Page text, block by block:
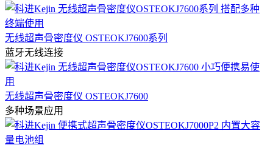
无线超声骨密度仪 OSTEOKJ7600系列
蓝牙无线连接
无线超声骨密度仪 OSTEOKJ7600
多种场景应用